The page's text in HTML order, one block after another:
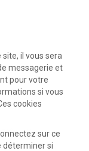
il vous sera
messagerie et
pour votre
si vous
cookies
sur ce
déterminer si